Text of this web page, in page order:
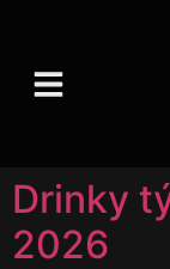
Drinky
2026